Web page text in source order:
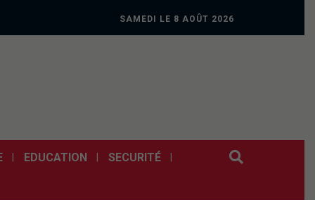
SAMEDI LE 8 AOÛT 2026
EDUCATION SECURITÉ